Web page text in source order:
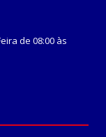
de 08:00 às